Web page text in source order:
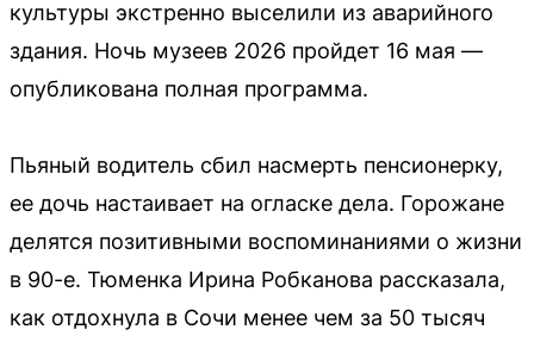
культуры экстренно выселили из аварийного
здания. Ночь музеев 2026 пройдет 16 мая —
опубликована полная программа.
Пьяный водитель сбил насмерть пенсионерку,
ее дочь настаивает на огласке дела. Горожане
делятся позитивными воспоминаниями о жизни
в 90-е. Тюменка Ирина Робканова рассказала,
как отдохнула в Сочи менее чем за 50 тысяч